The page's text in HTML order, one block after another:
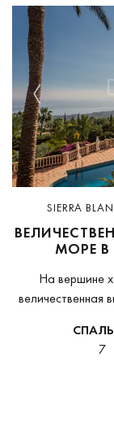
Previous
SIERRA
МОРЕ В
На вершине
величественная
декора.
7